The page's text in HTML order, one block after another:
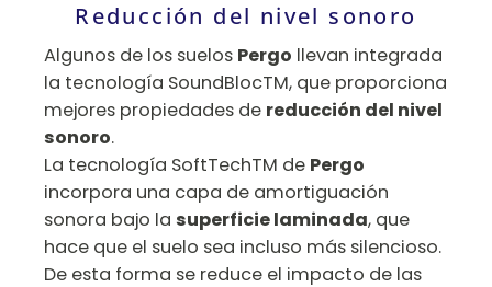
Reducción del nivel sonoro
Algunos de los suelos Pergo llevan integrada
la tecnología SoundBlocTM, que proporciona
mejores propiedades de reducción del nivel
sonoro.
La tecnología SoftTechTM de Pergo
incorpora una capa de amortiguación
sonora bajo la superficie laminada, que
hace que el suelo sea incluso más silencioso.
De esta forma se reduce el impacto de las